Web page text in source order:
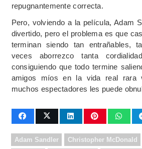
repugnantemente correcta.
Pero, volviendo a la película, Adam
divertido, pero el problema es que
terminan siendo tan entrañables,
veces aborrezco tanta
consiguiendo que todo termine
amigos míos en la vida real
muchos espectadores les puede
Adam Sandler Christopher McDonald